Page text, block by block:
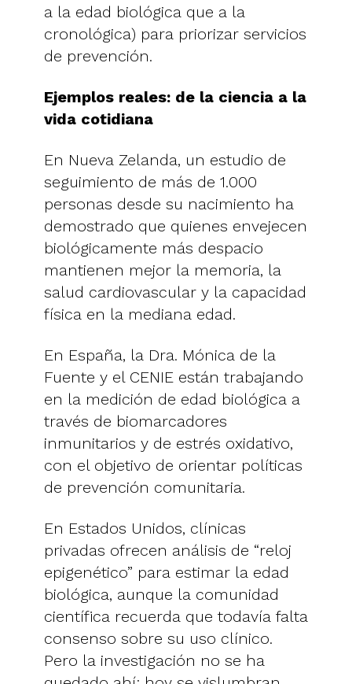
a la edad biológica que a la
cronológica) para priorizar servicios
de prevención.
Ejemplos reales: de la ciencia a la
vida cotidiana
En Nueva Zelanda, un estudio de
seguimiento de más de 1.000
personas desde su nacimiento ha
demostrado que quienes envejecen
biológicamente más despacio
mantienen mejor la memoria, la
salud cardiovascular y la capacidad
física en la mediana edad.
En España, la Dra. Mónica de la
Fuente y el CENIE están trabajando
en la medición de edad biológica a
través de biomarcadores
inmunitarios y de estrés oxidativo,
con el objetivo de orientar políticas
de prevención comunitaria.
En Estados Unidos, clínicas
privadas ofrecen análisis de “reloj
epigenético” para estimar la edad
biológica, aunque la comunidad
científica recuerda que todavía falta
consenso sobre su uso clínico.
Pero la investigación no se ha